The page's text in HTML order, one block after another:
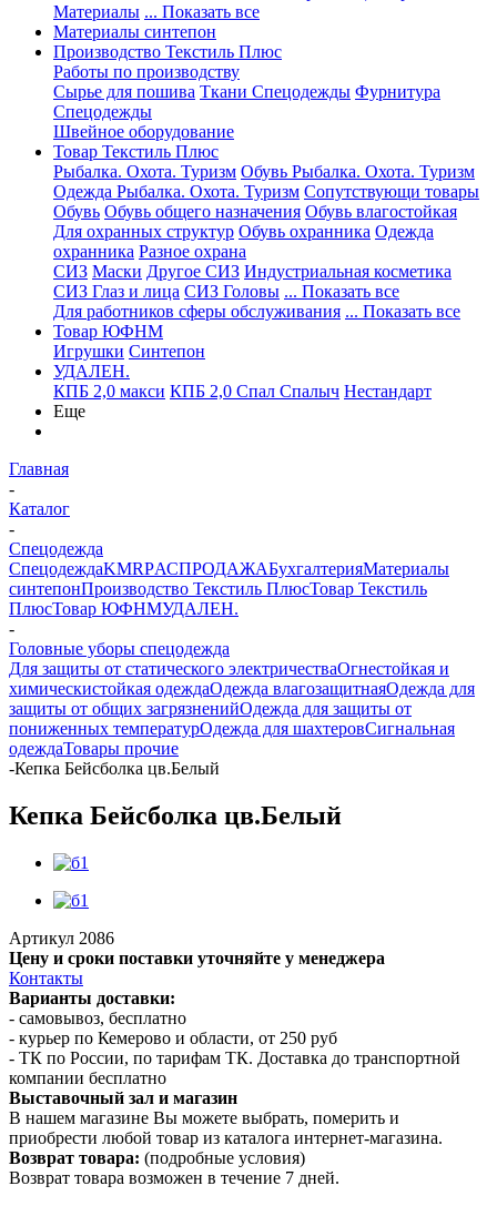
Материалы ... Показать все
Материалы синтепон
Производство Текстиль Плюс
Работы по производству
Сырье для пошива Ткани Спецодежды Фурнитура
Спецодежды
Швейное оборудование
Товар Текстиль Плюс
Рыбалка. Охота. Туризм Обувь Рыбалка. Охота. Туризм
Одежда Рыбалка. Охота. Туризм Сопутствующи товары
Обувь Обувь общего назначения Обувь влагостойкая
Для охранных структур Обувь охранника Одежда
охранника Разное охрана
СИЗ Маски Другое СИЗ Индустриальная косметика
СИЗ Глаз и лица СИЗ Головы ... Показать все
Для работников сферы обслуживания ... Показать все
Товар ЮФНМ
Игрушки Синтепон
УДАЛЕН.
КПБ 2,0 макси КПБ 2,0 Спал Спалыч Нестандарт
Еще
Главная
-
Каталог
-
Спецодежда
СпецодеждаKMRPАСПРОДАЖАБухгалтерияМатериалы
синтепонПроизводство Текстиль ПлюсТовар Текстиль
ПлюсТовар ЮФНМУДАЛЕН.
-
Головные уборы спецодежда
Для защиты от статического электричестваОгнестойкая и
химическистойкая одеждаОдежда влагозащитнаяОдежда для
защиты от общих загрязненийОдежда для защиты от
пониженных температурОдежда для шахтеровСигнальная
одеждаТовары прочие
-Кепка Бейсболка цв.Белый
Кепка Бейсболка цв.Белый
Артикул 2086
Цену и сроки поставки уточняйте у менеджера
Контакты
Варианты доставки:
- самовывоз, бесплатно
- курьер по Кемерово и области, от 250 руб
- ТК по России, по тарифам ТК. Доставка до транспортной
компании бесплатно
Выставочный зал и магазин
В нашем магазине Вы можете выбрать, померить и
приобрести любой товар из каталога интернет-магазина.
Возврат товара: (подробные условия)
Возврат товара возможен в течение 7 дней.